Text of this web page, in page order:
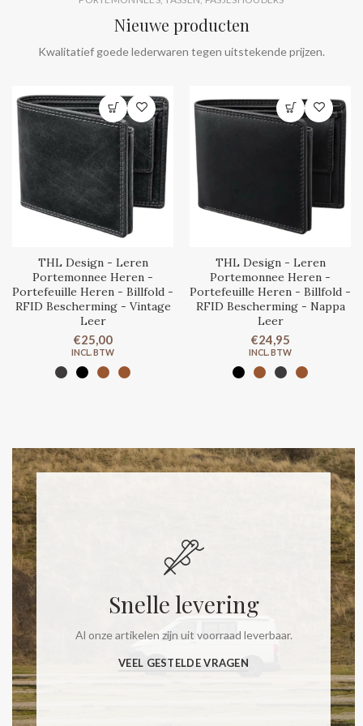
Nieuwe producten
Kwalitatief goede lederwaren tegen uitstekende prijzen.
THL Design - Leren
Portemonnee Heren -
Portefeuille Heren - Billfold -
RFID Bescherming - Vintage
Leer
€25,00
THL Design - Leren
Portemonnee Heren -
Portefeuille Heren - Billfold -
RFID Bescherming - Nappa
Leer
€24,95
Snelle levering
Al onze artikelen zijn uit voorraad leverbaar.
VEEL GESTELDE VRAGEN